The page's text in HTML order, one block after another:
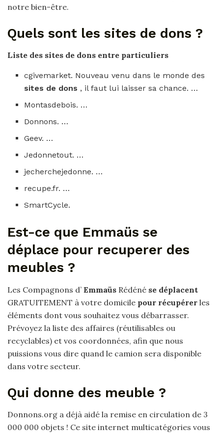
notre bien-être.
Quels sont les sites de dons ?
Liste des sites de dons entre particuliers
cgivemarket. Nouveau venu dans le monde des
sites de dons , il faut lui laisser sa chance. …
Montasdebois. …
Donnons. …
Geev. …
Jedonnetout. …
jecherchejedonne. …
recupe.fr. …
SmartCycle.
Est-ce que Emmaüs se
déplace pour recuperer des
meubles ?
Les Compagnons d’ Emmaüs Rédéné se déplacent
GRATUITEMENT à votre domicile pour récupérer les
éléments dont vous souhaitez vous débarrasser.
Prévoyez la liste des affaires (réutilisables ou
recyclables) et vos coordonnées, afin que nous
puissions vous dire quand le camion sera disponible
dans votre secteur.
Qui donne des meuble ?
Donnons.org a déjà aidé la remise en circulation de 3
000 000 objets ! Ce site internet multicatégories vous